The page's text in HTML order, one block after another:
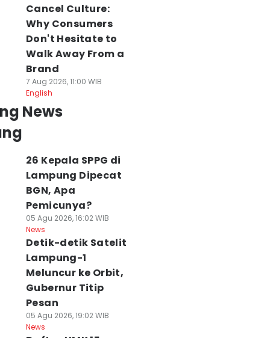
Cancel Culture:
Why Consumers
Don't Hesitate to
Walk Away From a
Brand
7 Aug 2026, 11:00 WIB
English
News
26 Kepala SPPG di
Lampung Dipecat
BGN, Apa
Pemicunya?
05 Agu 2026, 16:02 WIB
News
Detik-detik Satelit
Lampung-1
Meluncur ke Orbit,
Gubernur Titip
Pesan
05 Agu 2026, 19:02 WIB
News